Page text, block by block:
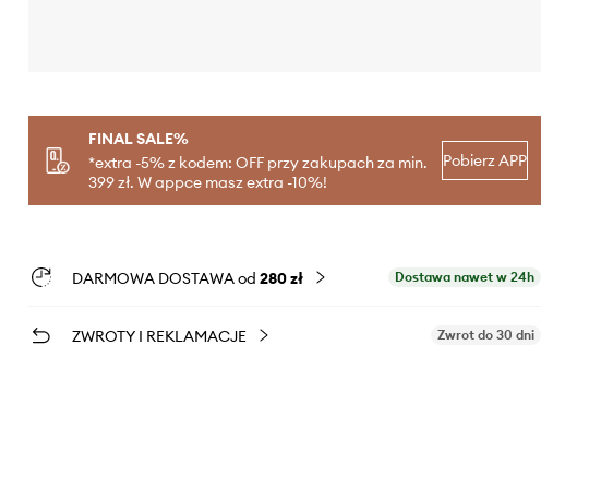
FINAL SALE%
*extra -5% z kodem: OFF przy zakupach za min.
399 zł. W appce masz extra -10%!
Pobierz APP
DARMOWA DOSTAWA od 280 zł Dostawa nawet w 24h
ZWROTY I REKLAMACJE Zwrot do 30 dni